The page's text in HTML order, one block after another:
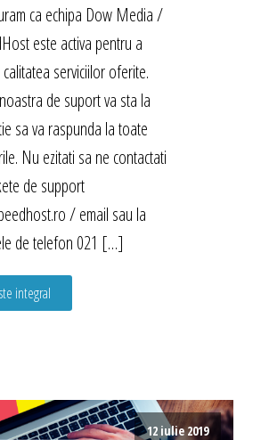
ca echipa Dow Media /
este activa pentru a
serviciilor oferite.
de suport va sta la
sa va raspunda la toate
Nu ezitati sa ne contactati
de support
/ email sau la
de telefon 021 […]
integral
12 iulie 2019